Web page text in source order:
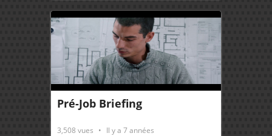
Pré-Job Briefing
3,508 vues Il y a 7 années